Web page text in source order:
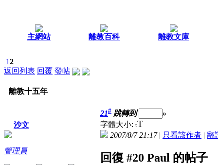
主網站 離教百科 離教文庫
12
返回列表 回覆 發帖
離教十五年
沙文
管理員
21# 跳轉到
»
字體大小: tT
2007/8/7 21:17| 只看該作者 | 翻
回復 #20 Paul 的帖子